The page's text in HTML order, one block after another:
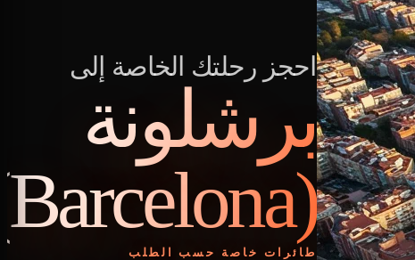
احجز رحلتك الخاصة إلى
برشلونة
(Barcelona)
طائرات خاصة حسب الطلب